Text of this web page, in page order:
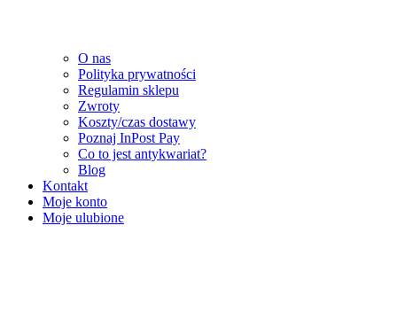
O nas
Polityka prywatności
Regulamin sklepu
Zwroty
Koszty/czas dostawy
Poznaj InPost Pay
Co to jest antykwariat?
Blog
Kontakt
Moje konto
Moje ulubione